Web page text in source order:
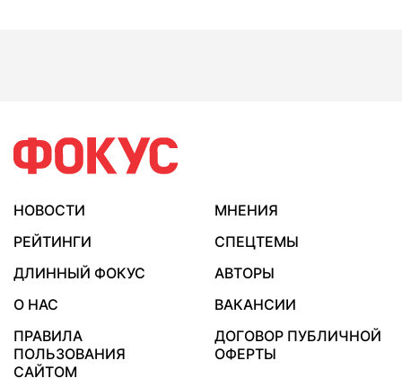
НОВОСТИ
МНЕНИЯ
РЕЙТИНГИ
СПЕЦТЕМЫ
ДЛИННЫЙ ФОКУС
АВТОРЫ
О НАС
ВАКАНСИИ
ПРАВИЛА
ПОЛЬЗОВАНИЯ
САЙТОМ
ДОГОВОР ПУБЛИЧНОЙ
ОФЕРТЫ